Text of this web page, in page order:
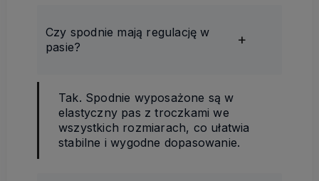
Czy spodnie mają regulację w
pasie?
Tak. Spodnie wyposażone są w
elastyczny pas z troczkami we
wszystkich rozmiarach, co ułatwia
stabilne i wygodne dopasowanie.